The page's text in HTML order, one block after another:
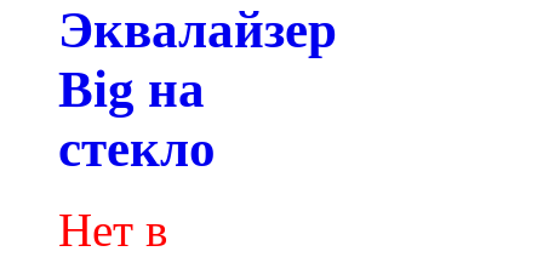
Эквалайзер
Big на
стекло
Нет в